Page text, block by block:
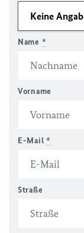
Name *
Vorname
E-Mail *
Straße